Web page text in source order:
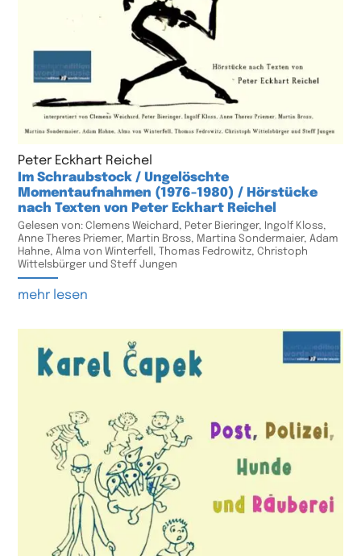
Peter Eckhart Reichel
Im Schraubstock / Ungelöschte
Momentaufnahmen (1976-1980) / Hörstücke
nach Texten von Peter Eckhart Reichel
Gelesen von: Clemens Weichard, Peter Bieringer, Ingolf Kloss,
Anne Theres Priemer, Martin Bross, Martina Sondermaier, Adam
Hahne, Alma von Winterfell, Thomas Fedrowitz, Christoph
Wittelsbürger und Steff Jungen
mehr lesen